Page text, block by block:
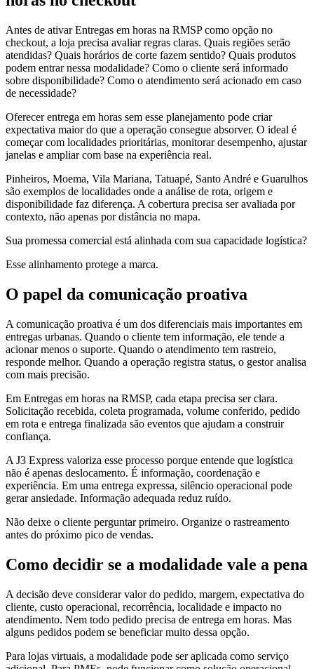
Antes de ativar Entregas em horas na RMSP como opção no
checkout, a loja precisa avaliar regras claras. Quais regiões serão
atendidas? Quais horários de corte fazem sentido? Quais produtos
podem entrar nessa modalidade? Como o cliente será informado
sobre disponibilidade? Como o atendimento será acionado em caso
de necessidade?
Oferecer entrega em horas sem esse planejamento pode criar
expectativa maior do que a operação consegue absorver. O ideal é
começar com localidades prioritárias, monitorar desempenho, ajustar
janelas e ampliar com base na experiência real.
Pinheiros, Moema, Vila Mariana, Tatuapé, Santo André e Guarulhos
são exemplos de localidades onde a análise de rota, origem e
disponibilidade faz diferença. A cobertura precisa ser avaliada por
contexto, não apenas por distância no mapa.
Sua promessa comercial está alinhada com sua capacidade logística?
Esse alinhamento protege a marca.
O papel da comunicação proativa
A comunicação proativa é um dos diferenciais mais importantes em
entregas urbanas. Quando o cliente tem informação, ele tende a
acionar menos o suporte. Quando o atendimento tem rastreio,
responde melhor. Quando a operação registra status, o gestor analisa
com mais precisão.
Em Entregas em horas na RMSP, cada etapa precisa ser clara.
Solicitação recebida, coleta programada, volume conferido, pedido
em rota e entrega finalizada são eventos que ajudam a construir
confiança.
A J3 Express valoriza esse processo porque entende que logística
não é apenas deslocamento. É informação, coordenação e
experiência. Em uma entrega expressa, silêncio operacional pode
gerar ansiedade. Informação adequada reduz ruído.
Não deixe o cliente perguntar primeiro. Organize o rastreamento
antes do próximo pico de vendas.
Como decidir se a modalidade vale a pena
A decisão deve considerar valor do pedido, margem, expectativa do
cliente, custo operacional, recorrência, localidade e impacto no
atendimento. Nem todo pedido precisa de entrega em horas. Mas
alguns pedidos podem se beneficiar muito dessa opção.
Para lojas virtuais, a modalidade pode ser aplicada como serviço